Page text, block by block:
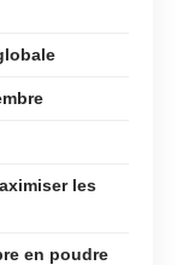
les
en poudre